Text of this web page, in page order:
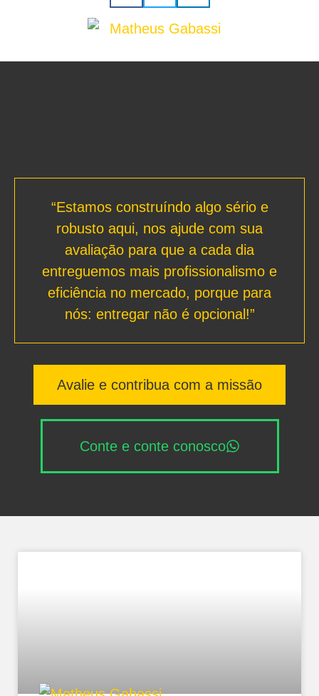
“Estamos construíndo algo sério e
robusto aqui, nos ajude com sua
avaliação para que a cada dia
entreguemos mais profissionalismo e
eficiência no mercado, porque para
nós: entregar não é opcional!”
Avalie e contribua com a missão
Conte e conte conosco